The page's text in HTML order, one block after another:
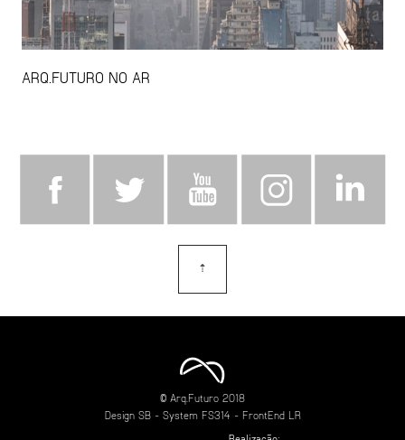
ARQ.FUTURO NO AR
⇡
© Arq.Futuro 2018
Design SB- System FS314 - FrontEnd LR